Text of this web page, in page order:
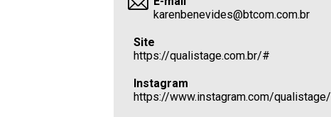
karenbenevides@btcom.com.br
Site
https://qualistage.com.br/#
Instagram
https://www.instagram.com/qualistage/